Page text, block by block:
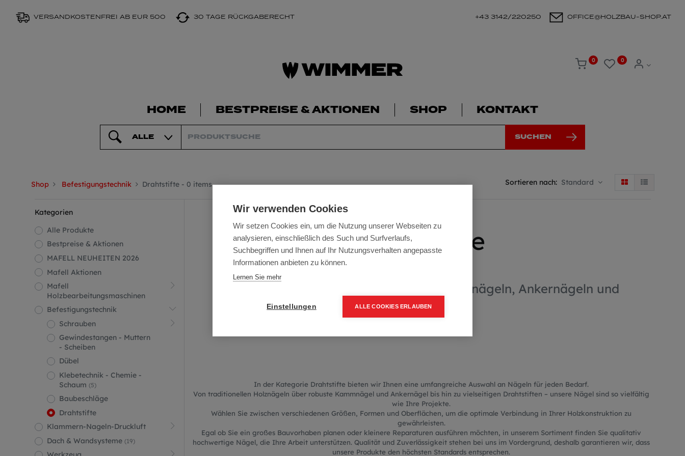
VERSANDKOSTENFREI AB EUR 500 30 TAGE RÜCKGABERECHT +43 3142/220250 OFFICE@HOLZBAU-SHOP.AT
0 0
HOME BESTPREISE & AKTIONEN SHOP KONTAKT
ALLE SUCHEN
Shop Befestigungstechnik Drahtstifte- 0 items Sortieren nach: Standard
Kategorien
Alle Produkte
Bestpreise & Aktionen
MAFELL NEUHEITEN 2026
Mafell Aktionen
Mafell
Holzbearbeitungsmaschinen
Befestigungstechnik
Schrauben
Gewindestangen - Muttern
- Scheiben
Dübel
Klebetechnik - Chemie -
Schaum (5)
Baubeschläge
Drahtstifte
Klammern-Nageln-Druckluft
Dach & Wandsysteme (19)
Drahtstifte
Vielfältige Auswahl an Holznägeln, Kammnägeln, Ankernägeln und
Drahtstiften
In der Kategorie Drahtstifte bieten wir Ihnen eine umfangreiche Auswahl an Nägeln für jeden Bedarf.
Von traditionellen Holznägeln über robuste Kammnägel und Ankernägel bis hin zu vielseitigen Drahtstiften – unsere Nägel sind so vielfältig
wie Ihre Projekte.
Wählen Sie zwischen verschiedenen Größen, Formen und Oberflächen, um die optimale Verbindung in Ihrer Holzkonstruktion zu
gewährleisten.
Egal ob Sie ein großes Bauvorhaben planen oder kleinere Reparaturen ausführen möchten, in unserem Sortiment finden Sie qualitativ
hochwertige Nägel, die Ihre Arbeit unterstützen. Qualität und Zuverlässigkeit stehen bei uns im Vordergrund, deshalb garantieren wir, dass
unsere Produkte den höchsten Standards entsprechen.
Wir verwenden Cookies
Wir setzen Cookies ein, um die Nutzung unserer Webseiten zu
analysieren, einschließlich des Such und Surfverlaufs,
Suchbegriffen und Ihnen auf Ihr Nutzungsverhalten angepasste
Informationen anbieten zu können.
Lernen Sie mehr
Einstellungen ALLE COOKIES ERLAUBEN